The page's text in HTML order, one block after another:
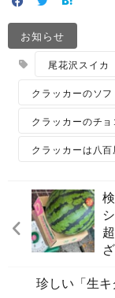
お知らせ
尾花沢スイカ
クラッカーのソ
クラッカーのチョ
クラッカーは八
珍しい「生キ